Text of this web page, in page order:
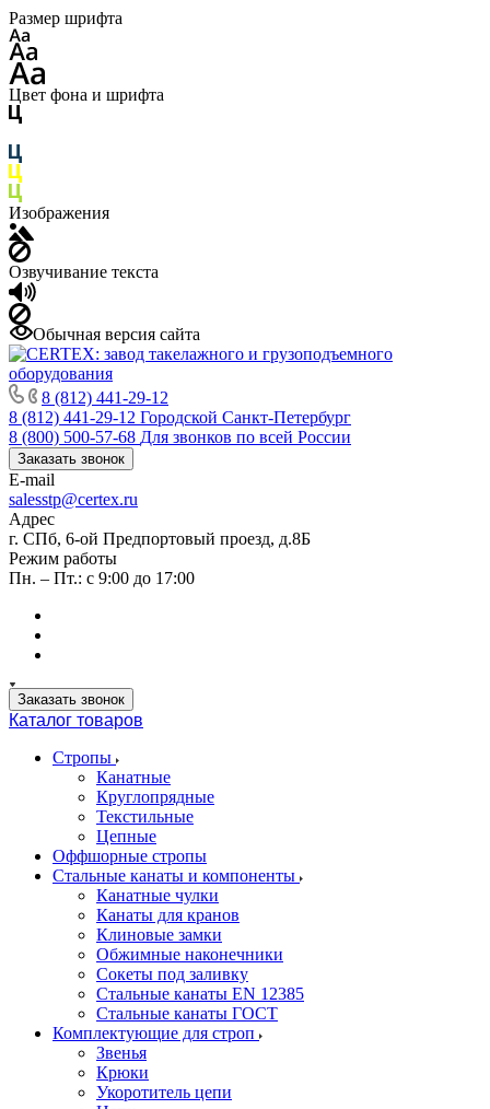
Размер шрифта
Цвет фона и шрифта
Изображения
Озвучивание текста
Обычная версия сайта
8 (812) 441-29-12
8 (812) 441-29-12 Городской Санкт-Петербург
8 (800) 500-57-68 Для звонков по всей России
Заказать звонок
E-mail
salesstp@certex.ru
Адрес
г. СПб, 6-ой Предпортовый проезд, д.8Б
Режим работы
Пн. – Пт.: с 9:00 до 17:00
Заказать звонок
Каталог товаров
Стропы
Канатные
Круглопрядные
Текстильные
Цепные
Оффшорные стропы
Стальные канаты и компоненты
Канатные чулки
Канаты для кранов
Клиновые замки
Обжимные наконечники
Сокеты под заливку
Стальные канаты EN 12385
Стальные канаты ГОСТ
Комплектующие для строп
Звенья
Крюки
Укоротитель цепи